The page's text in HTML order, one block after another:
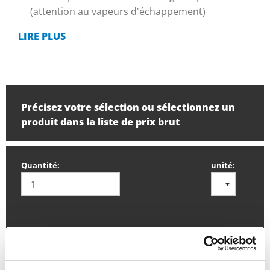
(attention au vapeurs d'échappement)
LIRE PLUS
Précisez votre sélection ou sélectionnez un
produit dans la liste de prix brut
Quantité: unité: